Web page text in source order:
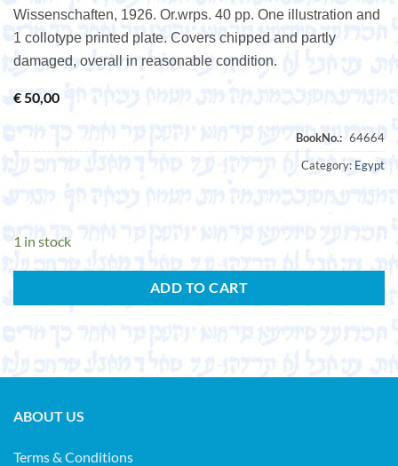
Wissenschaften, 1926. Or.wrps. 40 pp. One illustration and
1 collotype printed plate. Covers chipped and partly
damaged, overall in reasonable condition.
€ 50,00
Category: Egypt
1 in stock
ADD TO CART
ABOUT US
Terms & Conditions